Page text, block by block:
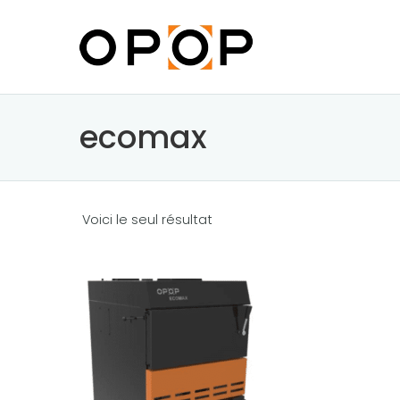
ecomax
Voici le seul résultat